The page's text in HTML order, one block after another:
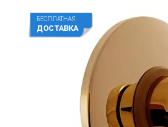
БЕСПЛАТНАЯ
ДОСТАВКА